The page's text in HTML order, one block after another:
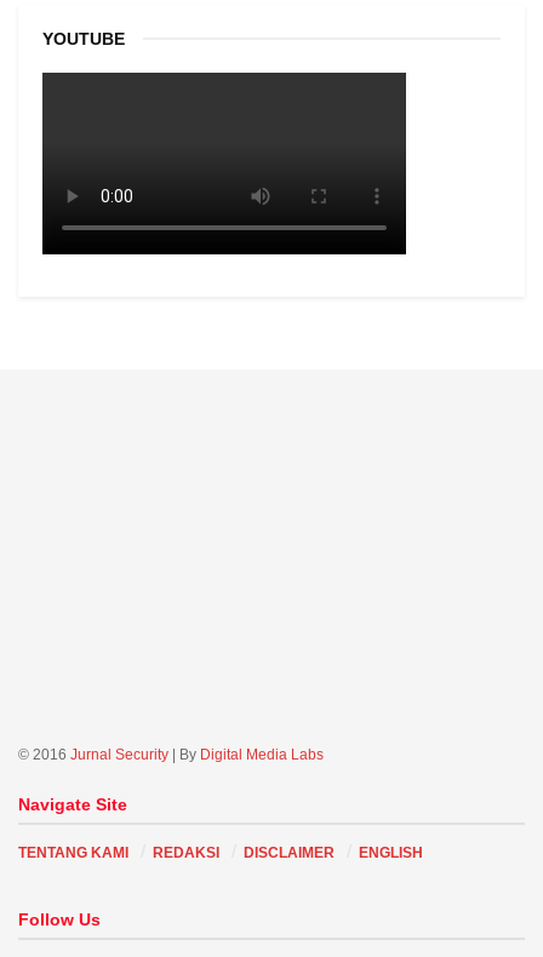
YOUTUBE
© 2016 Jurnal Security | By Digital Media Labs
Navigate Site
TENTANG KAMI REDAKSI DISCLAIMER ENGLISH
Follow Us